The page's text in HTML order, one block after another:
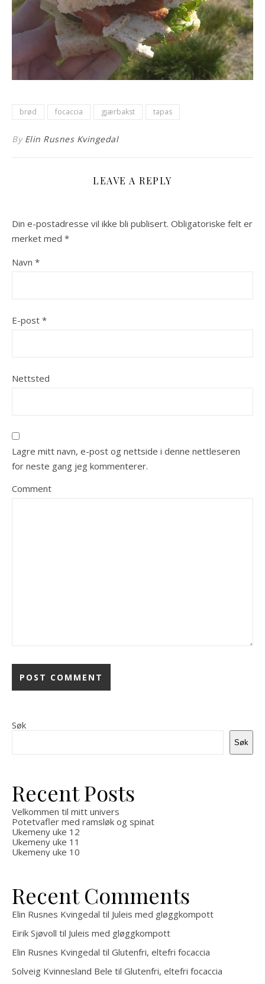
brød focaccia gjærbakst tapas
By Elin Rusnes Kvingedal
LEAVE A REPLY
Din e-postadresse vil ikke bli publisert. Obligatoriske felt er
merket med *
Navn *
E-post *
Nettsted
Lagre mitt navn, e-post og nettside i denne nettleseren
for neste gang jeg kommenterer.
Comment
Søk
Søk
Recent Posts
Velkommen til mitt univers
Potetvafler med ramsløk og spinat
Ukemeny uke 12
Ukemeny uke 11
Ukemeny uke 10
Recent Comments
Elin Rusnes Kvingedal til Juleis med gløggkompott
Eirik Sjøvoll til Juleis med gløggkompott
Elin Rusnes Kvingedal til Glutenfri, eltefri focaccia
Solveig Kvinnesland Bele til Glutenfri, eltefri focaccia